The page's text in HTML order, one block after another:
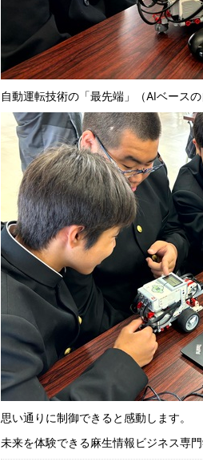
自動運転技術の「最先端」（AIベース
思い通りに制御できると感動します。
未来を体験できる麻生情報ビジネス専